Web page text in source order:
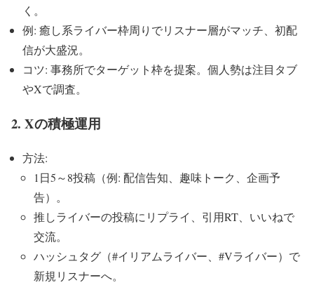
く。
例: 癒し系ライバー枠周りでリスナー層がマッチ、初配
信が大盛況。
コツ: 事務所でターゲット枠を提案。個人勢は注目タブ
やXで調査。
2. Xの積極運用
方法:
1日5～8投稿（例: 配信告知、趣味トーク、企画予
告）。
推しライバーの投稿にリプライ、引用RT、いいねで
交流。
ハッシュタグ（#イリアムライバー、#Vライバー）で
新規リスナーへ。